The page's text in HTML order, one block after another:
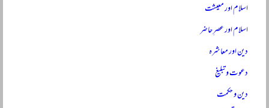
اسلام اور معیشت
اسلام اور عصرِ حاضر
دین اور معاشرہ
دعوت و تبلیغ
دین و حکمت